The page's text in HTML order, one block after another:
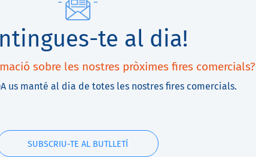
te al dia!
sobre les nostres pròximes fires comercials?
us manté al dia de totes les nostres fires comercials.
SUBSCRIU-TE AL BUTLLETÍ